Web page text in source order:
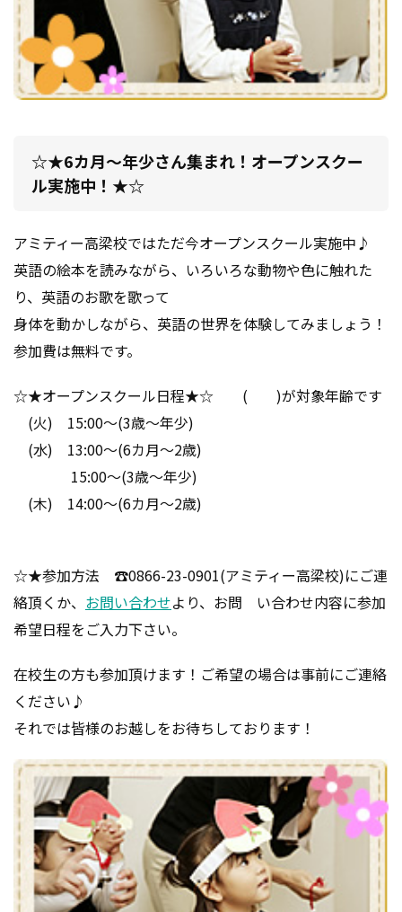
☆★6カ月～年少さん集まれ！オープンスクー
ル実施中！★☆
アミティー高梁校ではただ今オープンスクール実施中♪
英語の絵本を読みながら、いろいろな動物や色に触れた
り、英語のお歌を歌って
身体を動かしながら、英語の世界を体験してみましょう！
参加費は無料です。
☆★オープンスクール日程★☆ ( )が対象年齢です
(火) 15:00～(3歳～年少)
(水) 13:00～(6カ月～2歳)
15:00～(3歳～年少)
(木) 14:00～(6カ月～2歳)
☆★参加方法 ☎0866-23-0901(アミティー高梁校)にご連
絡頂くか、 お問い合わせより、お問 い合わせ内容に参加
希望日程をご入力下さい。
在校生の方も参加頂けます！ご希望の場合は事前にご連絡
ください♪
それでは皆様のお越しをお待ちしております！